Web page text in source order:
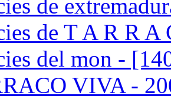
de
de T A R R A
del mon -
VIVA -